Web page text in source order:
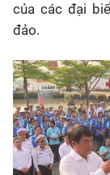
của các đại
đảo.